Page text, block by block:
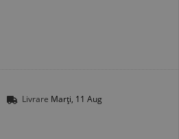
Livrare Marți, 11 Aug